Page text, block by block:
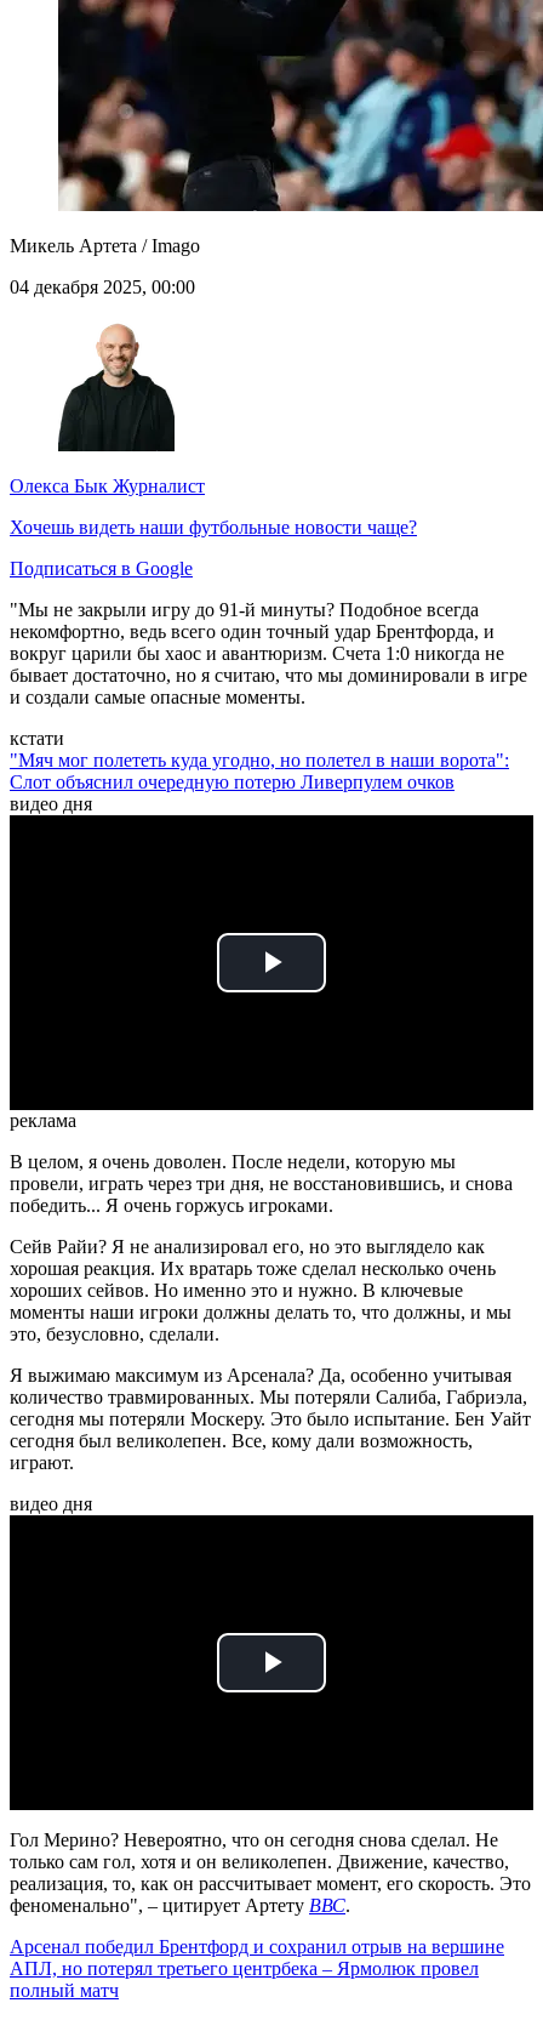
Микель Артета / Imago
04 декабря 2025, 00:00
Олекса Бык Журналист
Хочешь видеть наши футбольные новости чаще?
Подписаться в Google
"Мы не закрыли игру до 91-й минуты? Подобное всегда
некомфортно, ведь всего один точный удар Брентфорда, и
вокруг царили бы хаос и авантюризм. Счета 1:0 никогда не
бывает достаточно, но я считаю, что мы доминировали в игре
и создали самые опасные моменты.
кстати
"Мяч мог полететь куда угодно, но полетел в наши ворота":
Слот объяснил очередную потерю Ливерпулем очков
видео дня
Play
реклама
В целом, я очень доволен. После недели, которую мы
провели, играть через три дня, не восстановившись, и снова
победить... Я очень горжусь игроками.
Сейв Райи? Я не анализировал его, но это выглядело как
хорошая реакция. Их вратарь тоже сделал несколько очень
хороших сейвов. Но именно это и нужно. В ключевые
моменты наши игроки должны делать то, что должны, и мы
это, безусловно, сделали.
Я выжимаю максимум из Арсенала? Да, особенно учитывая
количество травмированных. Мы потеряли Салиба, Габриэла,
сегодня мы потеряли Москеру. Это было испытание. Бен Уайт
сегодня был великолепен. Все, кому дали возможность,
играют.
видео дня
Play
Гол Мерино? Невероятно, что он сегодня снова сделал. Не
только сам гол, хотя и он великолепен. Движение, качество,
реализация, то, как он рассчитывает момент, его скорость. Это
феноменально", – цитирует Артету ВВС.
Арсенал победил Брентфорд и сохранил отрыв на вершине
АПЛ, но потерял третьего центрбека – Ярмолюк провел
полный матч